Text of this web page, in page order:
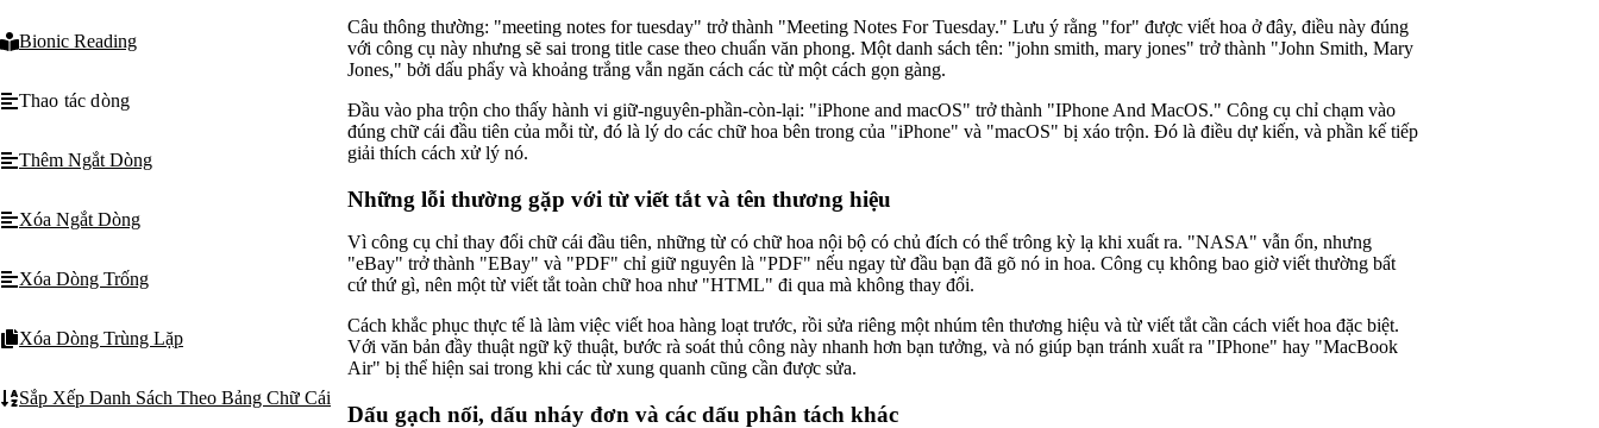
Bionic Reading
Thao tác dòng
Thêm Ngắt Dòng
Xóa Ngắt Dòng
Xóa Dòng Trống
Xóa Dòng Trùng Lặp
Sắp Xếp Danh Sách Theo Bảng Chữ Cái
Câu thông thường: "meeting notes for tuesday" trở thành "Meeting Notes For Tuesday." Lưu ý rằng "for" được viết hoa ở đây, điều này đúng
với công cụ này nhưng sẽ sai trong title case theo chuẩn văn phong. Một danh sách tên: "john smith, mary jones" trở thành "John Smith, Mary
Jones," bởi dấu phẩy và khoảng trắng vẫn ngăn cách các từ một cách gọn gàng.
Đầu vào pha trộn cho thấy hành vi giữ-nguyên-phần-còn-lại: "iPhone and macOS" trở thành "IPhone And MacOS." Công cụ chỉ chạm vào
đúng chữ cái đầu tiên của mỗi từ, đó là lý do các chữ hoa bên trong của "iPhone" và "macOS" bị xáo trộn. Đó là điều dự kiến, và phần kế tiếp
giải thích cách xử lý nó.
Những lỗi thường gặp với từ viết tắt và tên thương hiệu
Vì công cụ chỉ thay đổi chữ cái đầu tiên, những từ có chữ hoa nội bộ có chủ đích có thể trông kỳ lạ khi xuất ra. "NASA" vẫn ổn, nhưng
"eBay" trở thành "EBay" và "PDF" chỉ giữ nguyên là "PDF" nếu ngay từ đầu bạn đã gõ nó in hoa. Công cụ không bao giờ viết thường bất
cứ thứ gì, nên một từ viết tắt toàn chữ hoa như "HTML" đi qua mà không thay đổi.
Cách khắc phục thực tế là làm việc viết hoa hàng loạt trước, rồi sửa riêng một nhúm tên thương hiệu và từ viết tắt cần cách viết hoa đặc biệt.
Với văn bản đầy thuật ngữ kỹ thuật, bước rà soát thủ công này nhanh hơn bạn tưởng, và nó giúp bạn tránh xuất ra "IPhone" hay "MacBook
Air" bị thể hiện sai trong khi các từ xung quanh cũng cần được sửa.
Dấu gạch nối, dấu nháy đơn và các dấu phân tách khác